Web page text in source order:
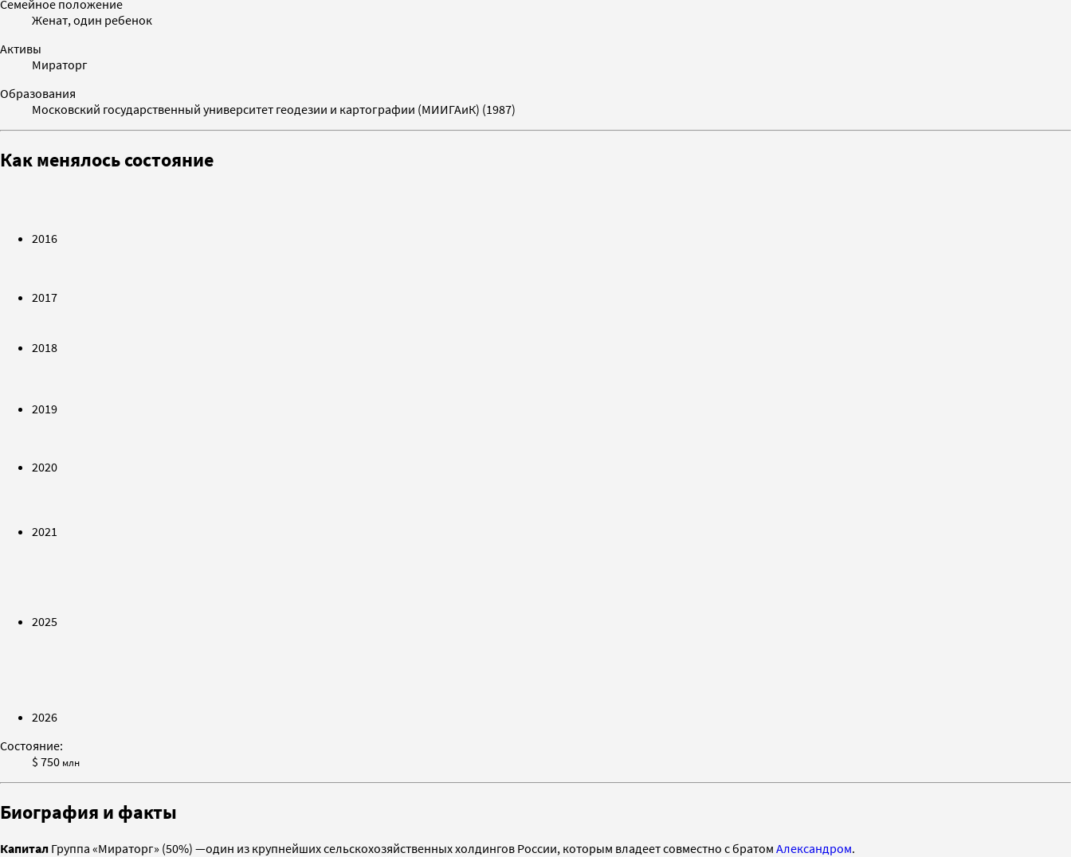
Семейное положение
Женат, один ребенок
Активы
Мираторг
Образования
Московский государственный университет геодезии и картографии (МИИГАиК) (1987)
Как менялось состояние
2016
2017
2018
2019
2020
2021
2025
2026
Состояние:
$ 750 млн
Биография и факты
Капитал Группа «Мираторг» (50%) —один из крупнейших сельскохозяйственных холдингов России, которым владеет совместно с братом Александром.